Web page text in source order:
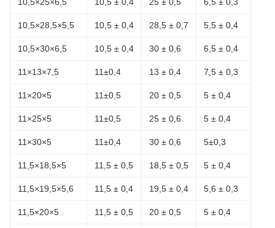
10,5×28,5×5,5 10,5 ± 0,4 28,5 ± 0,7 5,5 ± 0,4
10,5×30×6,5 10,5 ± 0,4 30 ± 0,6 6,5 ± 0,4
11×13×7,5 11±0,4 13 ± 0,4 7,5 ± 0,3
11×20×5 11±0,5 20 ± 0,5 5 ± 0,4
11×25×5 11±0,5 25 ± 0,6 5 ± 0,4
11×30×5 11±0,4 30 ± 0,6 5±0,3
11,5×18,5×5 11,5 ± 0,5 18,5 ± 0,5 5 ± 0,4
11,5×19,5×5,6 11,5 ± 0,4 19,5 ± 0,4 5,6 ± 0,3
11,5×20×5 11,5 ± 0,5 20 ± 0,5 5 ± 0,4